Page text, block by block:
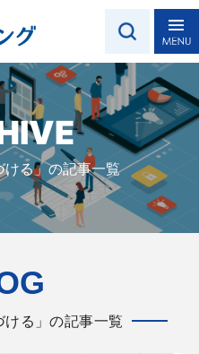
る」の記事一覧
ける」の記事一覧